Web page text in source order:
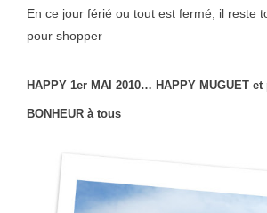
En ce jour férié ou tout est fermé, il reste
pour shopper
HAPPY 1er MAI 2010… HAPPY MUGUET
BONHEUR à tous